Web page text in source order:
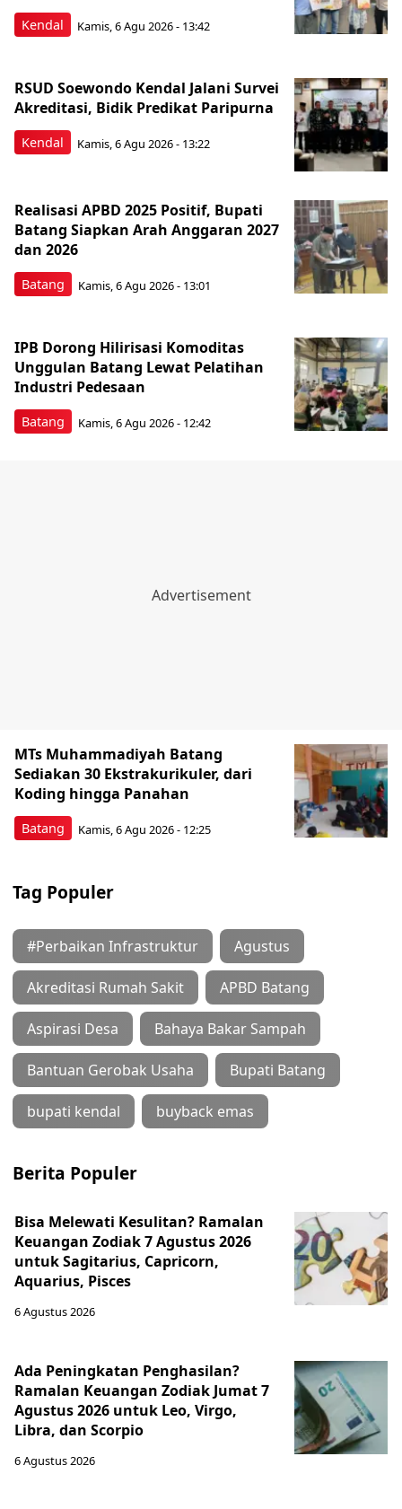
Kendal Kamis, 6 Agu 2026 - 13:42
Kendal
RSUD Soewondo Kendal Jalani Survei
Akreditasi, Bidik Predikat Paripurna
Kamis, 6 Agu 2026 - 13:22
Batang
Realisasi APBD 2025 Positif, Bupati
Batang Siapkan Arah Anggaran 2027
dan 2026
Kamis, 6 Agu 2026 - 13:01
Batang
IPB Dorong Hilirisasi Komoditas
Unggulan Batang Lewat Pelatihan
Industri Pedesaan
Kamis, 6 Agu 2026 - 12:42
Batang
MTs Muhammadiyah Batang
Sediakan 30 Ekstrakurikuler, dari
Koding hingga Panahan
Kamis, 6 Agu 2026 - 12:25
Tag Populer
#Perbaikan Infrastruktur Agustus
Akreditasi Rumah Sakit APBD Batang
Aspirasi Desa Bahaya Bakar Sampah
Bantuan Gerobak Usaha Bupati Batang
bupati kendal buyback emas
Berita Populer
Bisa Melewati Kesulitan? Ramalan
Keuangan Zodiak 7 Agustus 2026
untuk Sagitarius, Capricorn,
Aquarius, Pisces
6 Agustus 2026
Ada Peningkatan Penghasilan?
Ramalan Keuangan Zodiak Jumat 7
Agustus 2026 untuk Leo, Virgo,
Libra, dan Scorpio
6 Agustus 2026